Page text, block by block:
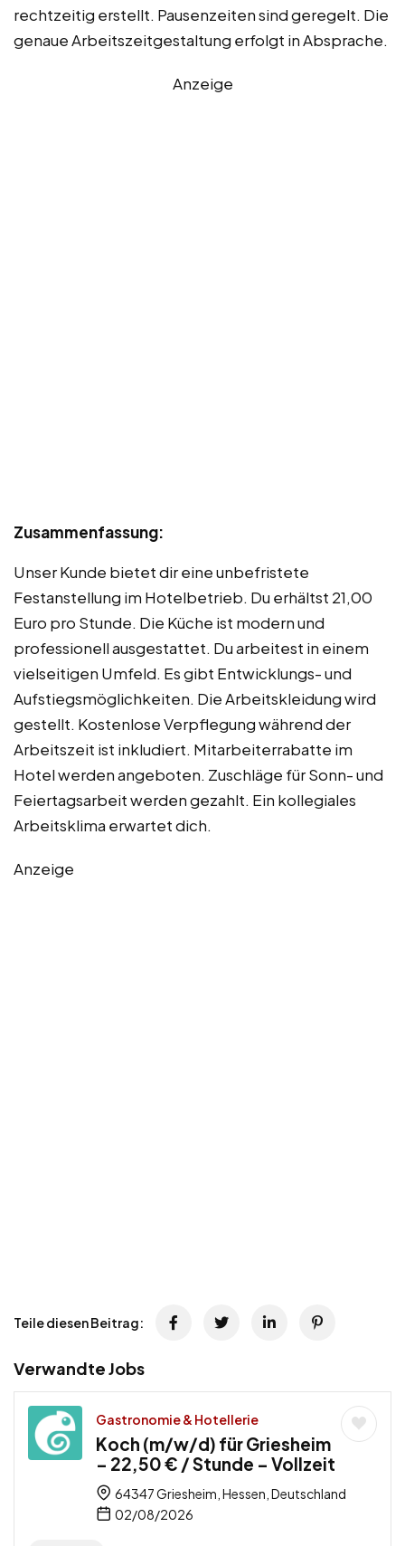
rechtzeitig erstellt. Pausenzeiten sind geregelt. Die
genaue Arbeitszeitgestaltung erfolgt in Absprache.
Anzeige
Zusammenfassung:
Unser Kunde bietet dir eine unbefristete
Festanstellung im Hotelbetrieb. Du erhältst 21,00
Euro pro Stunde. Die Küche ist modern und
professionell ausgestattet. Du arbeitest in einem
vielseitigen Umfeld. Es gibt Entwicklungs- und
Aufstiegsmöglichkeiten. Die Arbeitskleidung wird
gestellt. Kostenlose Verpflegung während der
Arbeitszeit ist inkludiert. Mitarbeiterrabatte im
Hotel werden angeboten. Zuschläge für Sonn- und
Feiertagsarbeit werden gezahlt. Ein kollegiales
Arbeitsklima erwartet dich.
Anzeige
Teile diesen Beitrag:
Verwandte Jobs
Gastronomie & Hotellerie
Koch (m/w/d) für Griesheim
– 22,50 € / Stunde – Vollzeit
64347 Griesheim, Hessen, Deutschland
02/08/2026